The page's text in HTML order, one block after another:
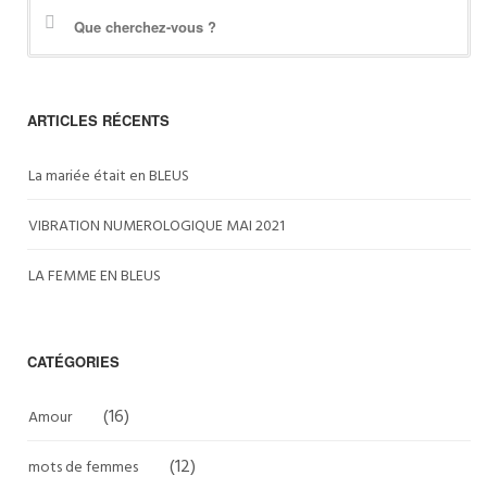
ARTICLES RÉCENTS
La mariée était en BLEUS
VIBRATION NUMEROLOGIQUE MAI 2021
LA FEMME EN BLEUS
CATÉGORIES
Amour (16)
mots de femmes (12)